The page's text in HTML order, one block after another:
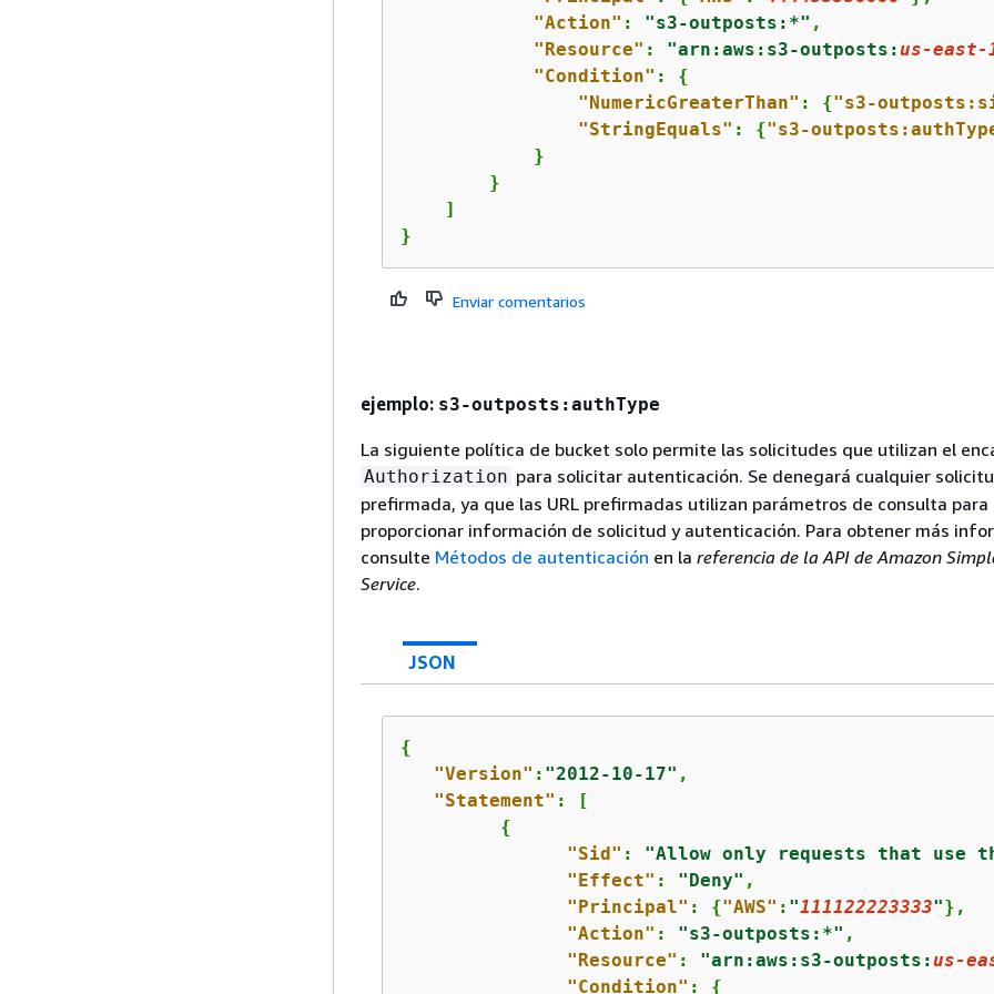
"Action" : "s3-outposts:*" ,
"Resource" : "arn:aws:s3-outposts:us-east-
"Condition" : {
"NumericGreaterThan" : {"s3-
"StringEquals" : {"s3-
            }
        }
    ]
}
Enviar comentarios
ejemplo: s3-outposts:authType
La siguiente política de bucket solo permite las solicitudes que utilizan el
Authorization para solicitar autenticación. Se denegará cualquier
prefirmada, ya que las URL prefirmadas utilizan parámetros de consulta para
proporcionar información de solicitud y autenticación. Para obtener más
consulte Métodos de autenticación en la referencia de la API de Amazon
Service.
JSON
{
"Version" : "2012-10-17" ,
"Statement" : [
{
"Sid" : "Allow only requests that use
"Effect" : "Deny" ,
"Principal" : {"AWS" : "111122223333"},
"Action" : "s3-outposts:*" ,
"Resource" : "arn:aws:s3-outposts:us-
"Condition" : {